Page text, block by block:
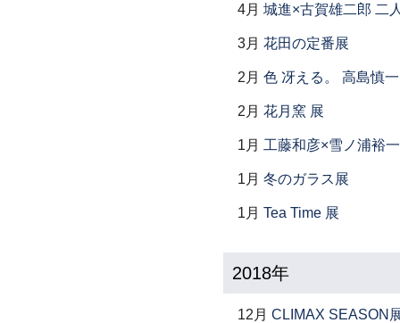
4月 城進×古賀雄二郎 二
3月 花田の定番展
2月 色 冴える。 高島慎
2月 花月窯 展
1月 工藤和彦×雪ノ浦裕
1月 冬のガラス展
1月 Tea Time 展
2018年
12月 CLIMAX SEASON